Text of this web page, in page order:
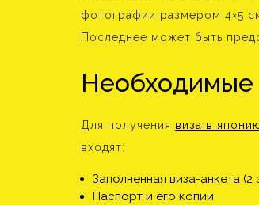
фотографии размером 4×5
Последнее может быть
Необходимые
Для получения виза в
входят:
Заполненная виза-анкета (2
Паспорт и его копии